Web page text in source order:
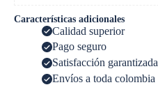
Características adicionales
Calidad superior
Pago seguro
Satisfacción garantizada
Envíos a toda colombia